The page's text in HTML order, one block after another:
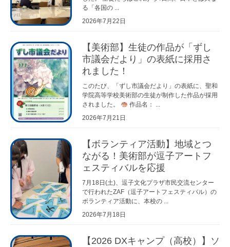
る「各国の ...
2026年7月22日
【美術部】生徒の作品が「ずし
市議会だより」の表紙に採用さ
れました！
このたび、「ずし市議会だより」の表紙に、聖和
学院高等学校美術部の生徒が制作した作品が採用
されました。
作品名： ...
2026年7月21日
【ボランティア活動】地域とつ
ながる！美術部が逗子アートフ
ェスティバルを応援
7月18日(土)、逗子文化プラザ市民交流センター
で行われたZAF（逗子アートフェスティバル）の
ボランティア活動に、本校の ...
2026年7月18日
【2026 DXキャンプ（高校）】ソ